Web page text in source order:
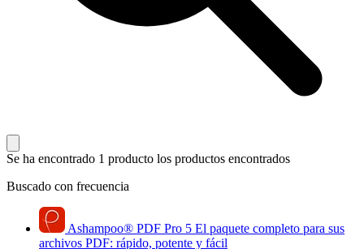
Se ha encontrado 1 producto los productos encontrados
Buscado con frecuencia
Ashampoo® PDF Pro 5 El paquete completo para sus
archivos PDF: rápido, potente y fácil